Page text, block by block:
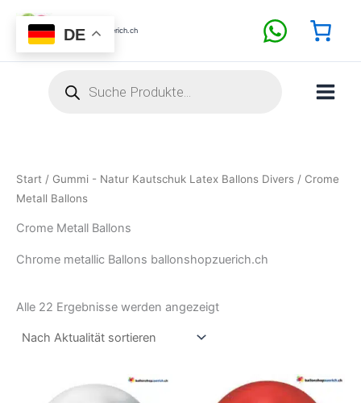
Inhalt
springen
BallonShopZuerich.ch
Start / Gummi - Natur Kautschuk Latex Ballons Divers / Crome
Metall Ballons
Crome Metall Ballons
Chrome metallic Ballons ballonshopzuerich.ch
Alle 22 Ergebnisse werden angezeigt
DE